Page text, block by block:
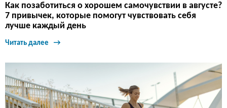
Как позаботиться о хорошем самочувствии в августе?
7 привычек, которые помогут чувствовать себя
лучше каждый день
Читать далее